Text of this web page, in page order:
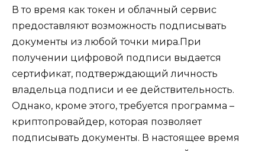
В то время как токен и облачный сервис
предоставляют возможность подписывать
документы из любой точки мира.При
получении цифровой подписи выдается
сертификат, подтверждающий личность
владельца подписи и ее действительность.
Однако, кроме этого, требуется программа –
криптопровайдер, которая позволяет
подписывать документы. В настоящее время